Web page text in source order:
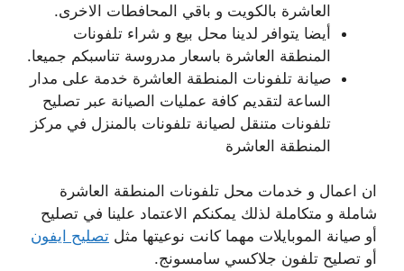
العاشرة بالكويت و باقي المحافطات الاخرى.
أيضا يتوافر لدينا محل بيع و شراء تلفونات
المنطقة العاشرة باسعار مدروسة تناسبكم جميعا.
صيانة تلفونات المنطقة العاشرة خدمة على مدار
الساعة لتقديم كافة عمليات الصيانة عبر تصليح
تلفونات متنقل لصيانة تلفونات بالمنزل في مركز
المنطقة العاشرة
ان اعمال و خدمات محل تلفونات المنطقة العاشرة
شاملة و متكاملة لذلك يمكنكم الاعتماد علينا في تصليح
أو صيانة الموبايلات مهما كانت نوعيتها مثل تصليح ايفون
أو تصليح تلفون جلاكسي سامسونج.